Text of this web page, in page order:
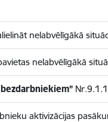
nelabvēlīgākā
nelabvēlīgākā
aktivizācijas